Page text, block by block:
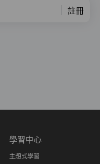
註冊
學習中心
主題式學習